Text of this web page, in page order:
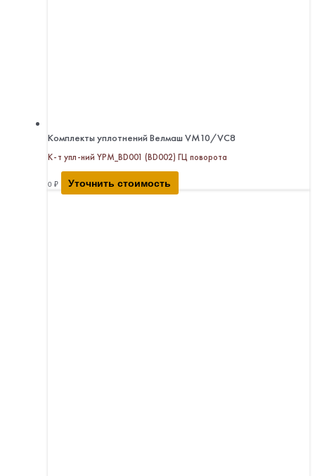
Комплекты уплотнений Велмаш VM10/VC8
К-т упл-ний YPM_BD001 (BD002) ГЦ поворота
0 ₽ Уточнить стоимость